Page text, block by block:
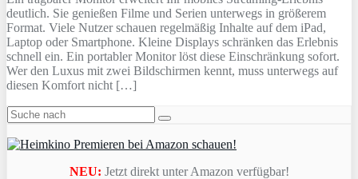
deutlich. Sie genießen Filme und Serien unterwegs in größerem
Format. Viele Nutzer schauen regelmäßig Inhalte auf dem iPad,
Laptop oder Smartphone. Kleine Displays schränken das Erlebnis
schnell ein. Ein portabler Monitor löst diese Einschränkung sofort.
Wer den Luxus mit zwei Bildschirmen kennt, muss unterwegs auf
diesen Komfort nicht […]
NEU: Jetzt direkt unter Amazon verfügbar!